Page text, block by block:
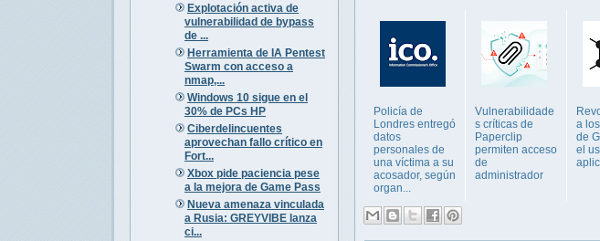
Explotación activa de
vulnerabilidad de bypass
de ...
Herramienta de IA Pentest
Swarm con acceso a
nmap,...
Windows 10 sigue en el
30% de PCs HP
Ciberdelincuentes
aprovechan fallo crítico en
Fort...
Xbox pide paciencia pese
a la mejora de Game Pass
Nueva amenaza vinculada
a Rusia: GREYVIBE lanza
ci...
Policía de
Londres entregó
datos
personales de
una víctima a su
acosador, según
organ...
Vulnerabilidade
s críticas de
Paperclip
permiten acceso
de
administrador
a
de
el